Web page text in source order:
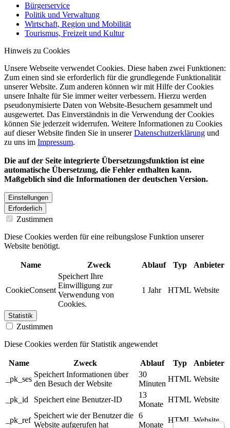
Bürgerservice
Politik und Verwaltung
Wirtschaft, Region und Mobilität
Tourismus, Freizeit und Kultur
Hinweis zu Cookies
Unsere Webseite verwendet Cookies. Diese haben zwei Funktionen:
Zum einen sind sie erforderlich für die grundlegende Funktionalität
unserer Website. Zum anderen können wir mit Hilfe der Cookies
unsere Inhalte für Sie immer weiter verbessern. Hierzu werden
pseudonymisierte Daten von Website-Besuchern gesammelt und
ausgewertet. Das Einverständnis in die Verwendung der Cookies
können Sie jederzeit widerrufen. Weitere Informationen zu Cookies
auf dieser Website finden Sie in unsererDatenschutzerklärung und
zu uns im Impressum.
Die auf der Seite integrierte Übersetzungsfunktion ist eine
automatische Übersetzung, die Fehler enthalten kann.
Maßgeblich sind die Informationen der deutschen Version.
Einstellungen
Erforderlich
Zustimmen
Diese Cookies werden für eine reibungslose Funktion unserer
Website benötigt.
Name Zweck Ablauf Typ Anbieter
CookieConsent
Speichert Ihre
Einwilligung zur
Verwendung von
Cookies.
1 Jahr HTML Website
Statistik
Zustimmen
Diese Cookies werden für Statistik angewendet
Name Zweck Ablauf Typ
Anbieter
_pk_ses
Speichert Informationen über
den Besuch der Website
30
Minuten
HTML Website
_pk_id Speichert eine Benutzer-ID
13
Monate
HTML Website
_pk_ref
Speichert wie der Benutzer die
Website aufgerufen hat
6
Monate
HTML Website